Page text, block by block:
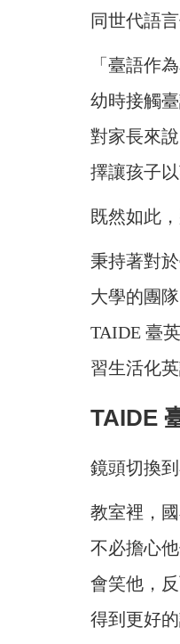
同世代語
「臺語作
幼時接觸
對家長來
擇讓孩子
既然如此
秉持著對
大學的團
TAIDE 臺
習生活化
TAIDE
鏡頭切換
教室裡，
不必擔心
會笑他，
得到更好